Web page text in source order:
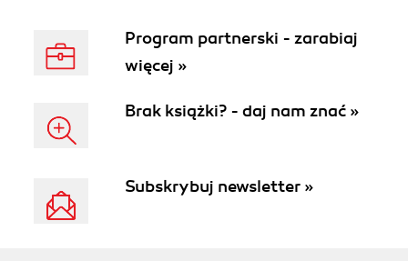
Program partnerski - zarabiaj
więcej »
Brak książki? - daj nam znać »
Subskrybuj newsletter »